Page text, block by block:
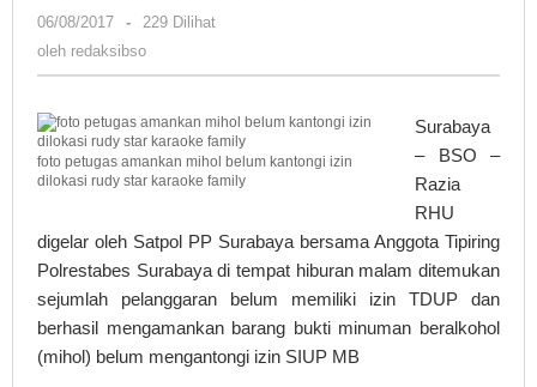
06/08/2017
oleh
redaksibso
-
229 Dilihat
oleh redaksibso
foto petugas amankan mihol belum kantongi izin
dilokasi rudy star karaoke family
Surabaya
– BSO –
Razia
RHU
digelar oleh Satpol PP Surabaya bersama Anggota Tipiring
Polrestabes Surabaya di tempat hiburan malam ditemukan
sejumlah pelanggaran belum memiliki izin TDUP dan
berhasil mengamankan barang bukti minuman beralkohol
(mihol) belum mengantongi izin SIUP MB